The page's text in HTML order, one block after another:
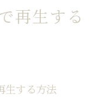
再生する
生する方法